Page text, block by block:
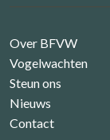
Over BFVW
Vogelwachten
Steun ons
Nieuws
Contact